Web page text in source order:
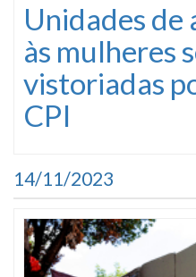
Unidades
às mulheres
vistoriadas
CPI
14/11/2023